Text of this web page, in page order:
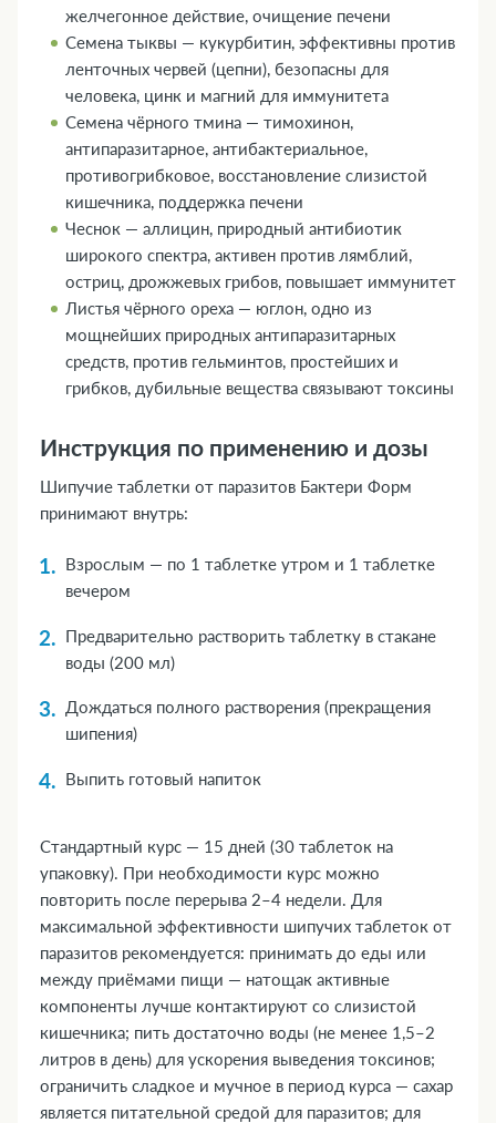
желчегонное действие, очищение печени
Семена тыквы — кукурбитин, эффективны против
ленточных червей (цепни), безопасны для
человека, цинк и магний для иммунитета
Семена чёрного тмина — тимохинон,
антипаразитарное, антибактериальное,
противогрибковое, восстановление слизистой
кишечника, поддержка печени
Чеснок — аллицин, природный антибиотик
широкого спектра, активен против лямблий,
остриц, дрожжевых грибов, повышает иммунитет
Листья чёрного ореха — юглон, одно из
мощнейших природных антипаразитарных
средств, против гельминтов, простейших и
грибков, дубильные вещества связывают токсины
Инструкция по применению и дозы
Шипучие таблетки от паразитов Бактери Форм
принимают внутрь:
Взрослым — по 1 таблетке утром и 1 таблетке
вечером
Предварительно растворить таблетку в стакане
воды (200 мл)
Дождаться полного растворения (прекращения
шипения)
Выпить готовый напиток
Стандартный курс — 15 дней (30 таблеток на
упаковку). При необходимости курс можно
повторить после перерыва 2–4 недели. Для
максимальной эффективности шипучих таблеток от
паразитов рекомендуется: принимать до еды или
между приёмами пищи — натощак активные
компоненты лучше контактируют со слизистой
кишечника; пить достаточно воды (не менее 1,5–2
литров в день) для ускорения выведения токсинов;
ограничить сладкое и мучное в период курса — сахар
является питательной средой для паразитов; для